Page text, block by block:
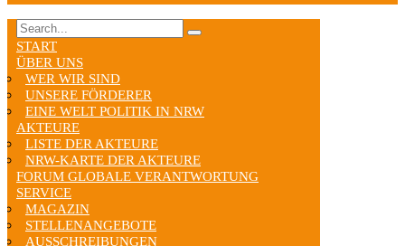
START
ÜBER UNS
WER WIR SIND
UNSERE FÖRDERER
EINE WELT POLITIK IN NRW
AKTEURE
LISTE DER AKTEURE
NRW-KARTE DER AKTEURE
FORUM GLOBALE VERANTWORTUNG
SERVICE
MAGAZIN
STELLENANGEBOTE
AUSSCHREIBUNGEN